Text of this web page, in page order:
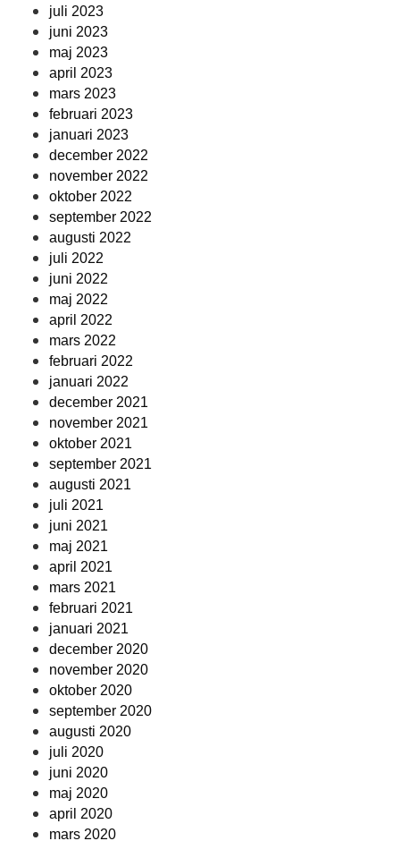
juli 2023
juni 2023
maj 2023
april 2023
mars 2023
februari 2023
januari 2023
december 2022
november 2022
oktober 2022
september 2022
augusti 2022
juli 2022
juni 2022
maj 2022
april 2022
mars 2022
februari 2022
januari 2022
december 2021
november 2021
oktober 2021
september 2021
augusti 2021
juli 2021
juni 2021
maj 2021
april 2021
mars 2021
februari 2021
januari 2021
december 2020
november 2020
oktober 2020
september 2020
augusti 2020
juli 2020
juni 2020
maj 2020
april 2020
mars 2020